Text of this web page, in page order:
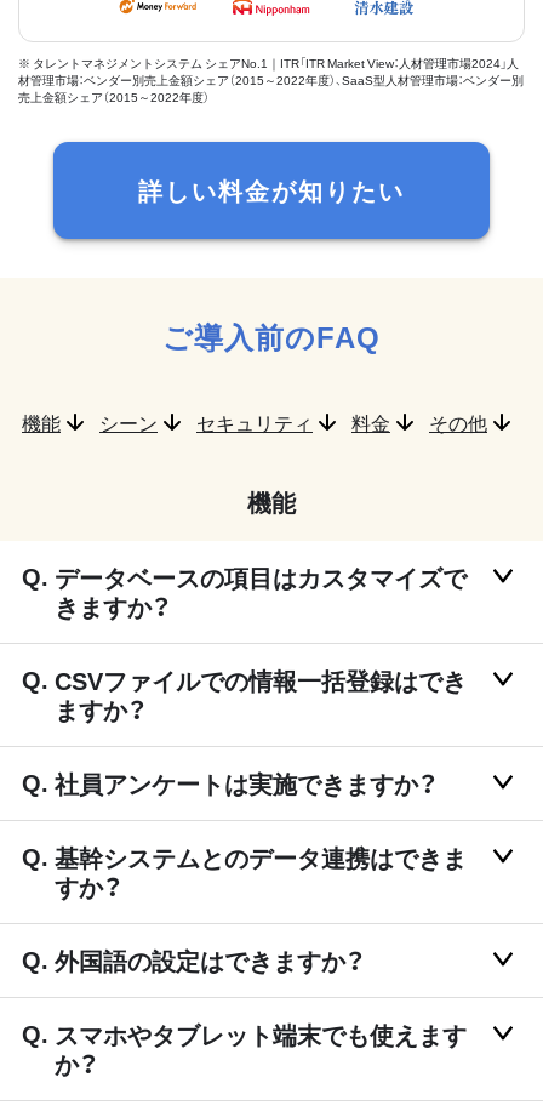
※ タレントマネジメントシステム シェアNo.1｜ITR「ITR Market View：人材管理市場2024」人
材管理市場：ベンダー別売上金額シェア（2015～2022年度）、SaaS型人材管理市場：ベンダー別
売上金額シェア（2015～2022年度）
詳しい料金が知りたい
ご導入前のFAQ
機能 シーン セキュリティ 料金 その他
機能
データベースの項目はカスタマイズで
きますか？
CSVファイルでの情報一括登録はでき
ますか？
社員アンケートは実施できますか？
基幹システムとのデータ連携はできま
すか？
外国語の設定はできますか？
スマホやタブレット端末でも使えます
か？